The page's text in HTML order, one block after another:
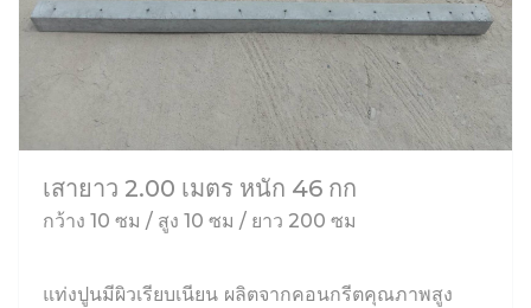
เสายาว 2.00 เมตร หนัก 46 กก
กว้าง 10 ซม / สูง 10 ซม / ยาว 200 ซม
แท่งปูนมีผิวเรียบเนียน ผลิตจากคอนกรีตคุณภาพสูง